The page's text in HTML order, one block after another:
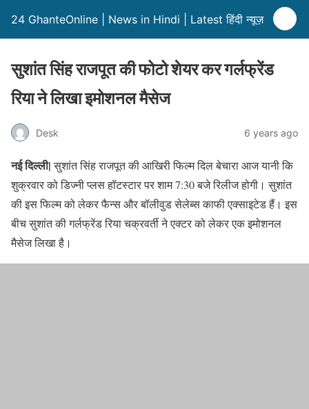
24 GhanteOnline | News in Hindi | Latest हिंदी न्यूज़
सुशांत सिंह राजपूत की फोटो शेयर कर गर्लफ्रेंड
रिया ने लिखा इमोशनल मैसेज
Desk 6 years ago
नई दिल्ली|सुशांत सिंह राजपूत की आखिरी फिल्म दिल बेचारा आज यानी कि
शुक्रवार को डिज्नी प्लस हॉटस्टार पर शाम 7:30 बजे रिलीज होगी। सुशांत
की इस फिल्म को लेकर फैन्स और बॉलीवुड सेलेब्स काफी एक्साइटेड हैं। इस
बीच सुशांत की गर्लफ्रेंड रिया चक्रवर्ती ने एक्टर को लेकर एक इमोशनल
मैसेज लिखा है।